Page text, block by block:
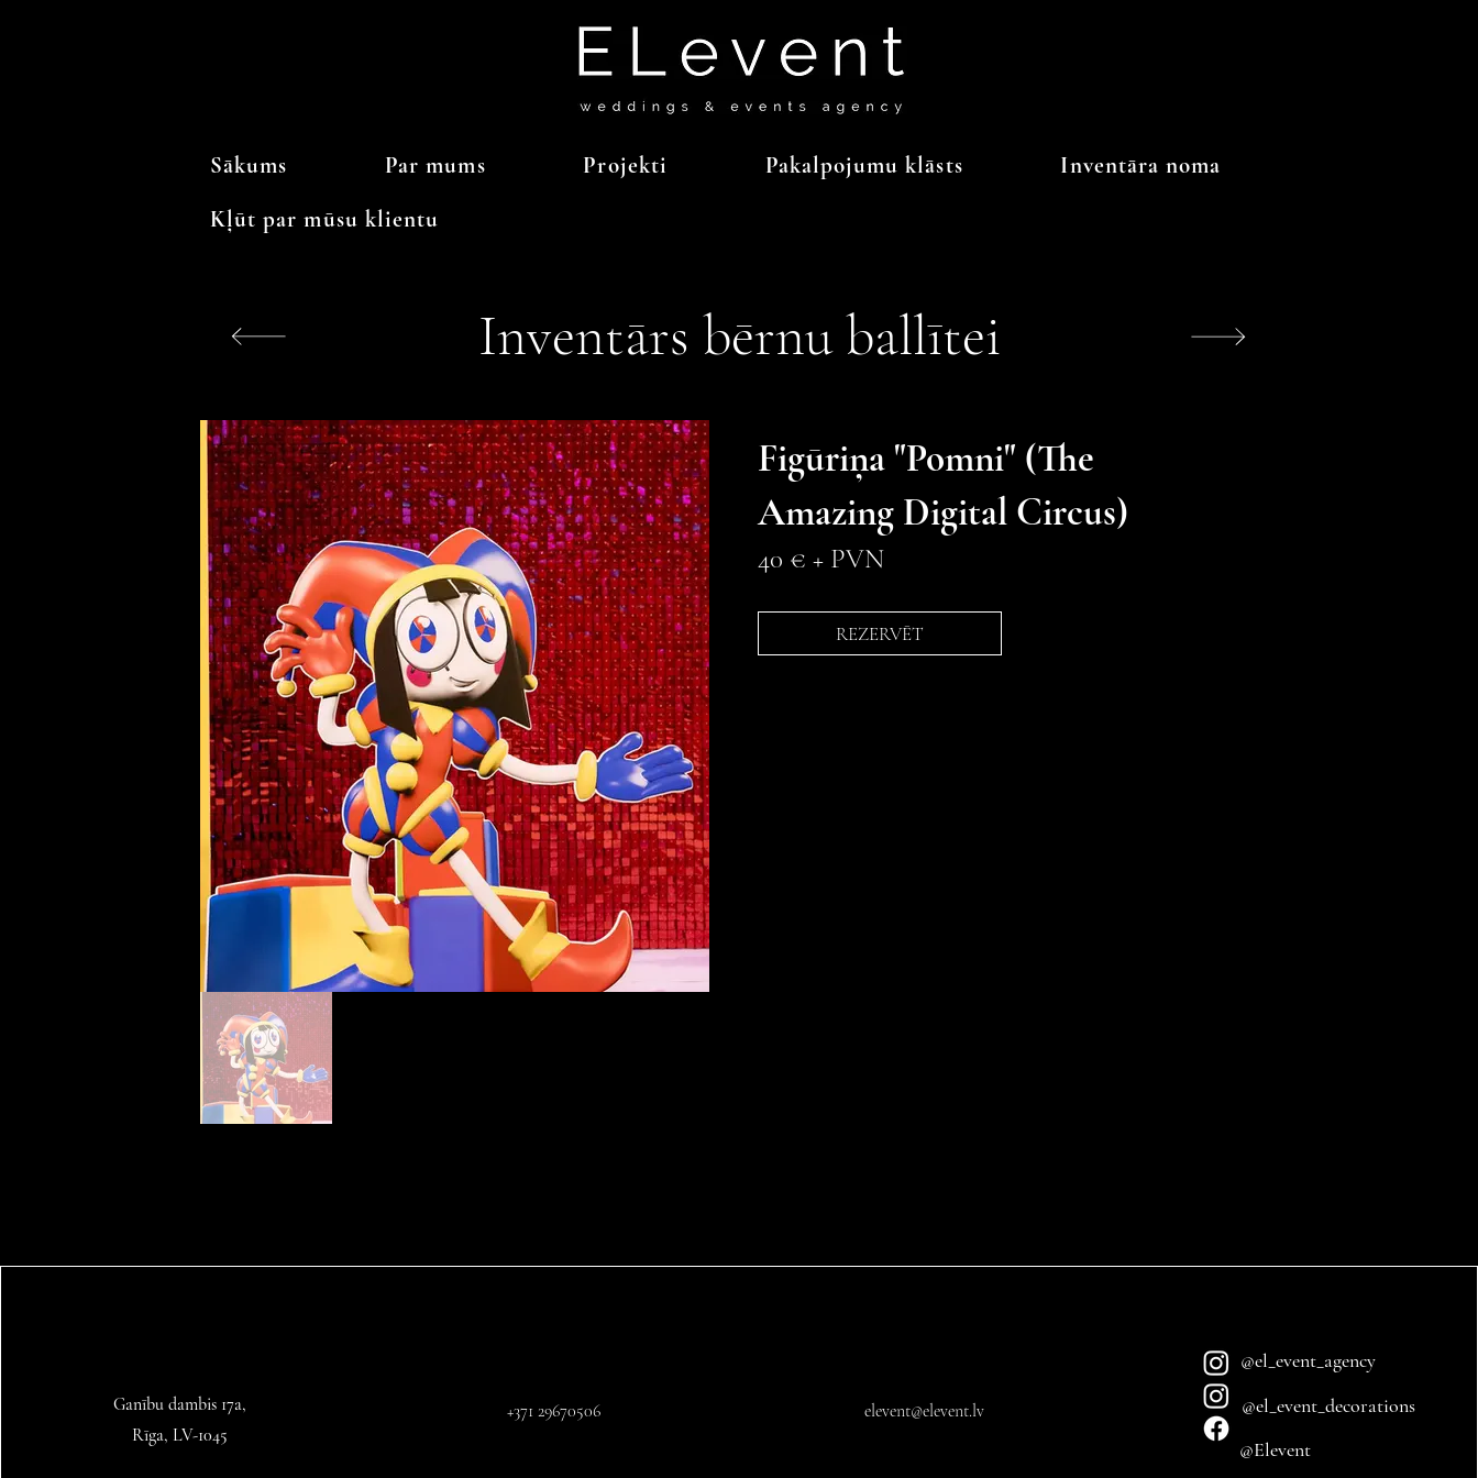
Sākums Par mums Projekti Pakalpojumu klāsts
Inventāra noma
Kļūt par mūsu klientu
Inventārs bērnu ballītei
Figūriņa "Pomni" (The
Amazing Digital Circus)
40 € + PVN
REZERVĒT
Ganību dambis 17a,
Rīga, LV-1045
+371 29670506 elevent@elevent.lv
@Elevent
@el_event_agency
@el_event_decorations